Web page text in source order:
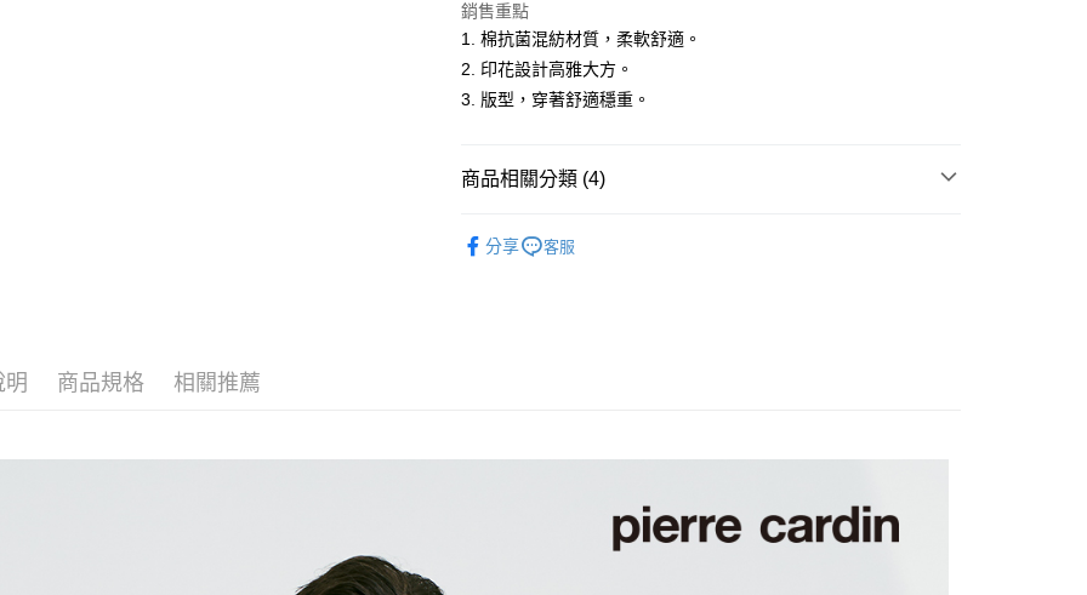
ATM付款
運送方式
每筆NT$60，滿NT$1,200(含以上)免運費
每筆NT$60，滿NT$1,200(含以上)免運費
7-11取貨付款
銷售重點
1. 棉抗菌混紡材質，柔軟舒適。
2. 印花設計高雅大方。
3. 版型，穿著舒適穩重。
商品相關分類 (4)
分享 客服
明 商品規格 相關推薦